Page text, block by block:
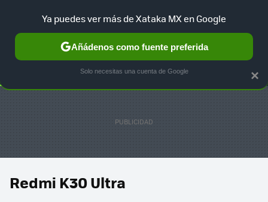
SELECCIÓN GAMING HOME AUTO TERRITORIO
Redmi K30 Ultra
×
Ya puedes ver más de Xataka MX en Google
Añádenos como fuente preferida
Solo necesitas una cuenta de Google